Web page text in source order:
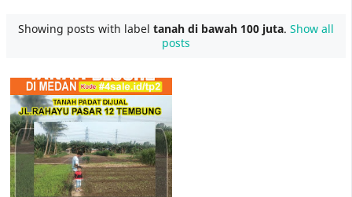
Showing posts with label tanah di bawah 100 juta. Show all
posts